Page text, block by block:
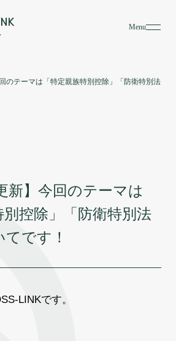
Menu
のテーマは「特定親族特別控除」「防衛特別法
新】今回のテーマは
別控除」「防衛特別法
てです！
LINKです。